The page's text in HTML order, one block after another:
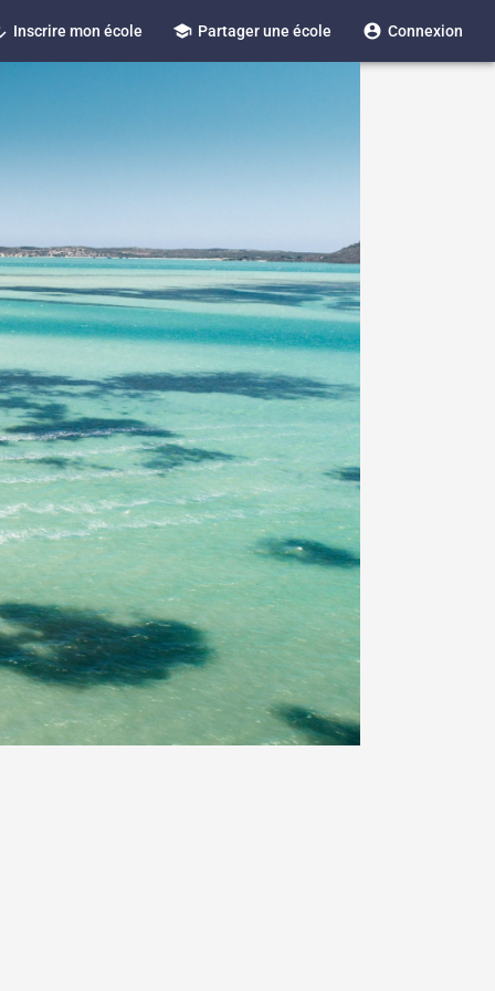
Inscrire mon école school Partager une école account_circle Connexion